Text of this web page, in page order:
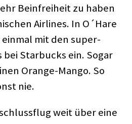
Beinfreiheit zu haben
Airlines. In O´Hare
mit den super-
Starbucks ein. Sogar
Orange-Mango. So
nie.
weit über eine